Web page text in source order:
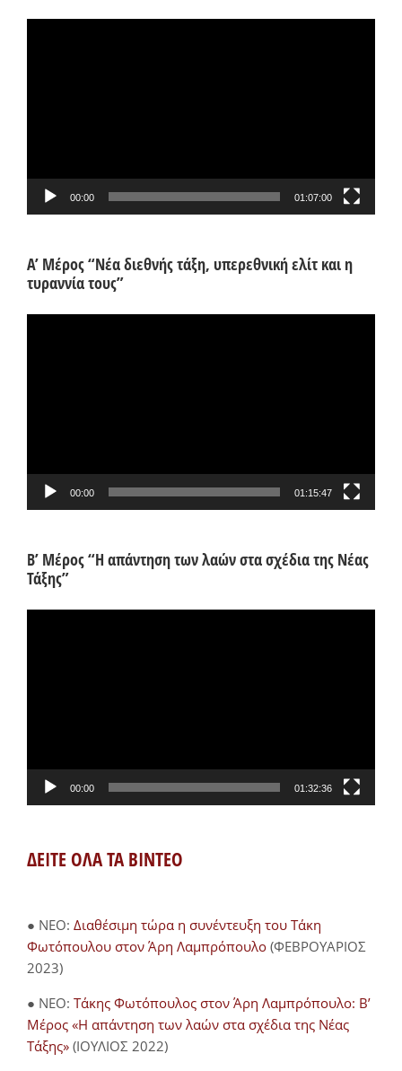
00:00 01:07:00
Α’ Μέρος “Νέα διεθνής τάξη, υπερεθνική ελίτ και η
τυραννία τους”
00:00 01:15:47
Β’ Μέρος “Η απάντηση των λαών στα σχέδια της Νέας
Τάξης”
00:00 01:32:36
ΔΕΙΤΕ ΟΛΑ ΤΑ ΒΙΝΤΕΟ
● NEO: Διαθέσιμη τώρα η συνέντευξη του Τάκη
Φωτόπουλου στον Άρη Λαμπρόπουλο (ΦΕΒΡΟΥΑΡΙΟΣ
2023)
● NEO: Τάκης Φωτόπουλος στον Άρη Λαμπρόπουλο: Β’
Μέρος «Η απάντηση των λαών στα σχέδια της Νέας
Τάξης» (ΙΟΥΛΙΟΣ 2022)